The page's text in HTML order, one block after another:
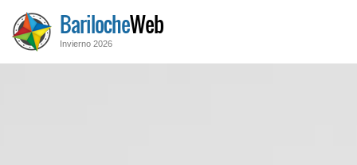
BarilocheWeb
Invierno 2026